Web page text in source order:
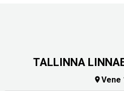
TALLINNA
Vene